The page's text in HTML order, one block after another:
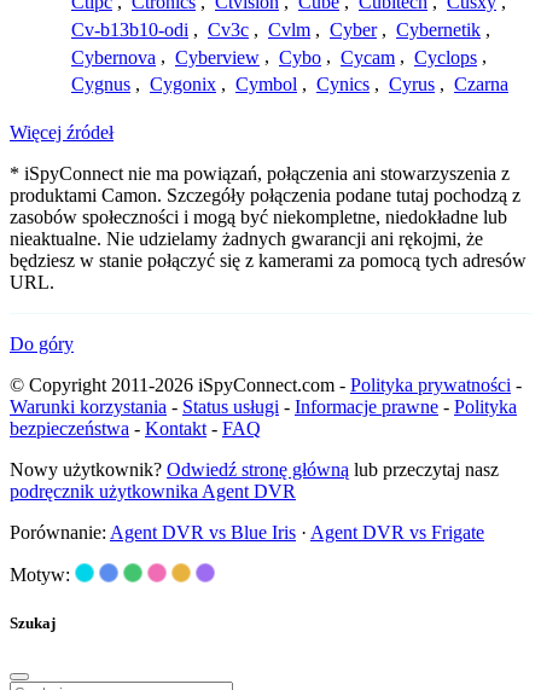
Cv-b13b10-odi , Cv3c , Cvlm , Cyber , Cybernetik ,
Cybernova , Cyberview , Cybo , Cycam , Cyclops ,
Cygnus , Cygonix , Cymbol , Cynics , Cyrus , Czarna
Więcej źródeł
* iSpyConnect nie ma powiązań, połączenia ani stowarzyszenia z
produktami Camon. Szczegóły połączenia podane tutaj pochodzą z
zasobów społeczności i mogą być niekompletne, niedokładne lub
nieaktualne. Nie udzielamy żadnych gwarancji ani rękojmi, że
będziesz w stanie połączyć się z kamerami za pomocą tych adresów
URL.
Do góry
© Copyright 2011-2026 iSpyConnect.com - Polityka prywatności -
Warunki korzystania - Status usługi - Informacje prawne - Polityka
bezpieczeństwa - Kontakt - FAQ
Nowy użytkownik? Odwiedź stronę główną lub przeczytaj nasz
podręcznik użytkownika Agent DVR
Porównanie: Agent DVR vs Blue Iris · Agent DVR vs Frigate
Motyw:
Szukaj